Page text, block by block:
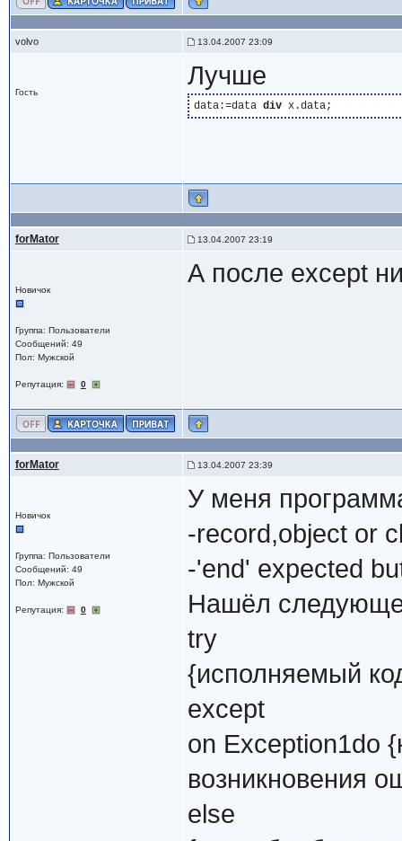
volvo 13.04.2007 23:09
Гость
Лучше
data:=data div
forMator 13.04.2007 23:19
Новичок
Группа: Пользователи
Сообщений: 49
Пол: Мужской
Репутация: 0
А после except
forMator 13.04.2007 23:39
Новичок
Группа: Пользователи
Сообщений: 49
Пол: Мужской
Репутация: 0
У меня
-record,object or
-'end' expected
Нашёл
try
{исполняемый
except
on Exception1do
возникновения
else